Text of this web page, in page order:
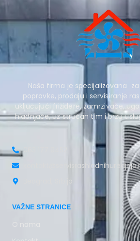
Naša firma je specijalizovana
popravke, prodaju i servisiranje
uključujući frižidere, zamrzivače,
hladnjače, uz stručan tim i brzu
VAŽNE STRANICE